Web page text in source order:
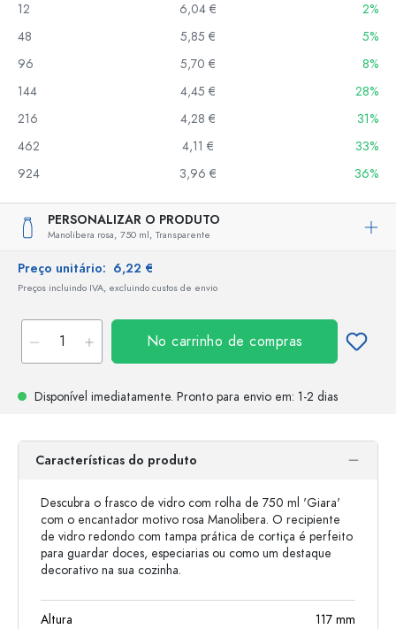
12
6,04 €
2%
48
5,85 €
5%
96
5,70 €
8%
144
4,45 €
28%
216
4,28 €
31%
462
4,11 €
33%
924
3,96 € 36%
PERSONALIZAR O PRODUTO
Manolibera rosa, 750 ml, Transparente
Preço unitário: 6,22 €
Preços incluindo IVA, excluindo custos de envio
No carrinho de compras
Disponível imediatamente. Pronto para envio em: 1-2 dias
Características do produto
Descubra o frasco de vidro com rolha de 750 ml 'Giara'
com o encantador motivo rosa Manolibera. O recipiente
de vidro redondo com tampa prática de cortiça é perfeito
para guardar doces, especiarias ou como um destaque
decorativo na sua cozinha.
Altura 117 mm